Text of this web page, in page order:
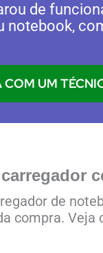
de
notebook,
COM UM
de
compra. Veja